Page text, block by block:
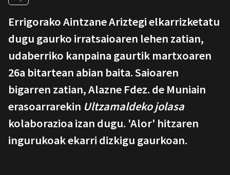
Errigorako Aintzane Ariztegi elkarrizketatu
dugu gaurko irratsaioaren lehen zatian,
udaberriko kanpaina gaurtik martxoaren
26a bitartean abian baita. Saioaren
bigarren zatian, Alazne Fdez. de Muniain
erasoarrarekin Ultzamaldeko jolasa
kolaborazioa izan dugu. 'Alor' hitzaren
ingurukoak ekarri dizkigu gaurkoan.